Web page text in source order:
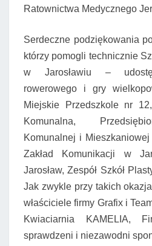
Ratownictwa Medycznego
Serdeczne podziękowania
którzy pomogli technicznie
w Jarosławiu –
rowerowego i gry
Miejskie Przedszkole nr 12,
Komunalna,
Komunalnej i
Zakład Komunikacji w
Jarosław, Zespół Szkół
Jak zwykle przy takich
właściciele firmy Grafix i
Kwiaciarnia KAMELIA,
sprawdzeni i niezawodni